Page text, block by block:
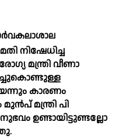
നിഷേധിച്ച
മന്ത്രി വീണാ
കാരണം
മന്ത്രി പി
ഉണ്ടായിട്ടുണ്ടല്ലോ